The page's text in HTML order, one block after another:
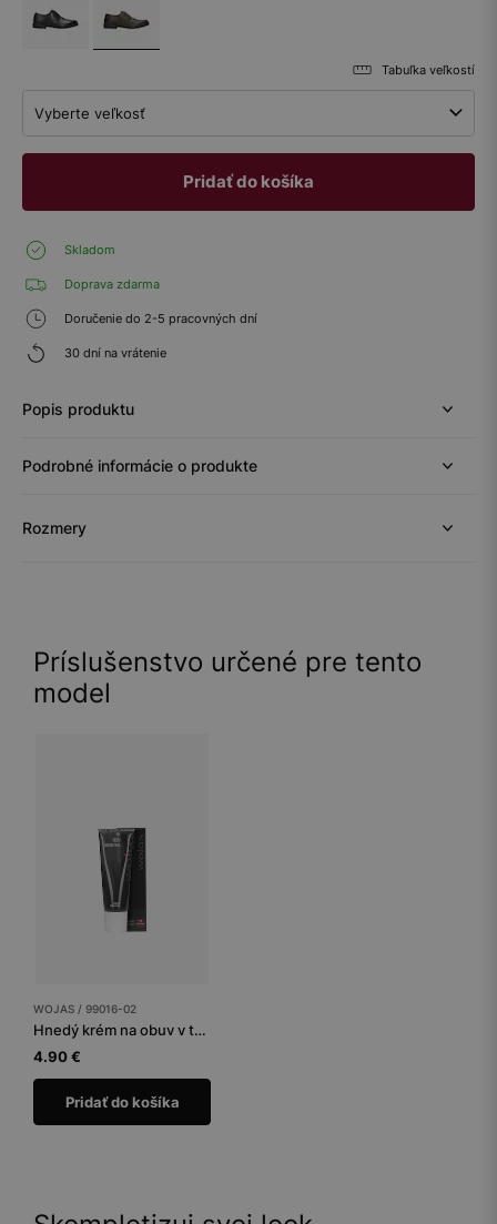
Tabuľka veľkostí
Vyberte veľkosť
Pridať do košíka
Skladom
Doprava zdarma
Doručenie do 2-5 pracovných dní
30 dní na vrátenie
Popis produktu
Podrobné informácie o produkte
Rozmery
Príslušenstvo určené pre tento
model
WOJAS / 99016-02
Hnedý krém na obuv v tube 75 ml
4.90 €
Pridať do košíka